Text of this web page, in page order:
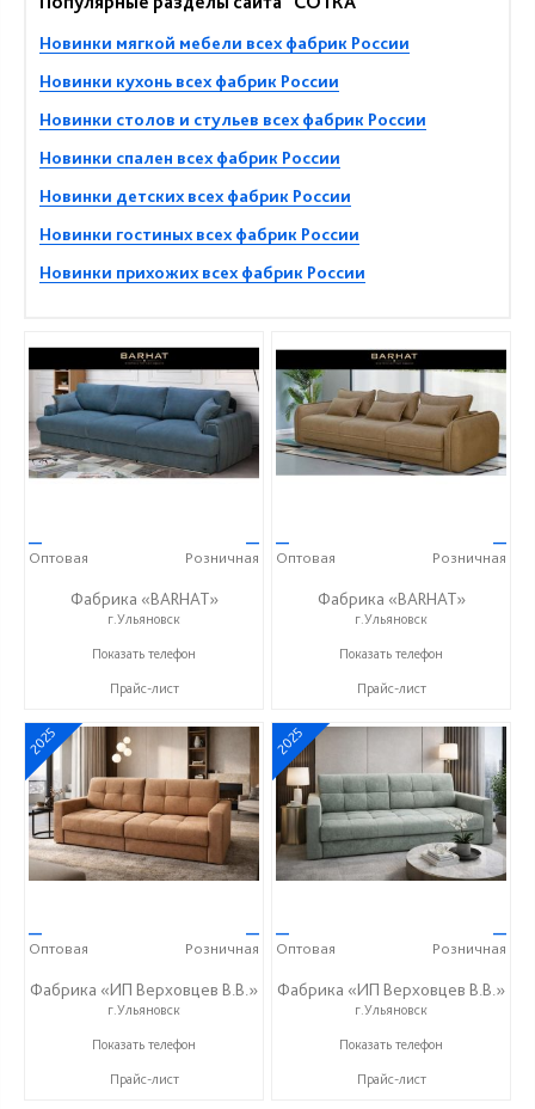
Новинки мягкой мебели всех фабрик России
Новинки кухонь всех фабрик России
Новинки столов и стульев всех фабрик России
Новинки спален всех фабрик России
Новинки детских всех фабрик России
Новинки гостиных всех фабрик России
Новинки прихожих всех фабрик России
—
Оптовая
—
Розничная
Фабрика «BARHAT»
г.Ульяновск
+7 (996) 219-29-77
Показать телефон
Прайс-лист
—
Оптовая
—
Розничная
Фабрика «BARHAT»
г.Ульяновск
+7 (996) 219-29-77
Показать телефон
Прайс-лист
2025
—
Оптовая
—
Розничная
Фабрика «ИП Верховцев В.В.»
г.Ульяновск
8-987-637-27-82
Показать телефон
Прайс-лист
2025
—
Оптовая
—
Розничная
Фабрика «ИП Верховцев В.В.»
г.Ульяновск
8-987-637-27-82
Показать телефон
Прайс-лист